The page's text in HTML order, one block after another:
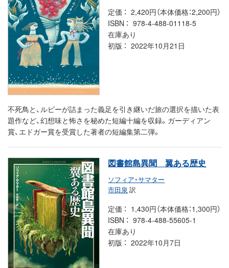
定価
2,420円（本体価格：2,200円）
ISBN
978-4-488-01118-5
在庫あり
初版
2022年10月21日
不死鳥と、ルビーが詰まった義足を引き継いだ旅の選択を描いた表
題作など、幻想味と怖さを秘めた短編十編を収録。ガーディアン
賞、エドガー賞を受賞した著者の短編集第二弾。
図書館島異聞 翼ある歴史
ソフィア・サマター
市田泉 訳
定価
1,430円（本体価格：1,300円）
ISBN
978-4-488-55605-1
在庫あり
初版
2022年10月7日